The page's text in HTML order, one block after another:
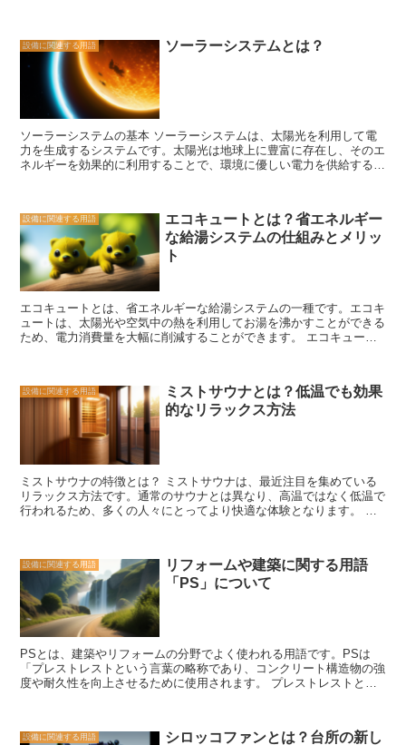
水洗トイレは、設置が比較的簡単であり、特別な配管工事が必要あり
ません。そのため、場所を選ばずに設置することができます。さら
に、移動式のタイプもあり、イベントや災害時などでの利用に便利で
す。特殊なフィルターシステムや消臭剤を使用することで、臭いを抑
えることができます。これにより、快適なトイレ環境を提供すること
ができます。 また、簡易水洗トイレは、清潔さと衛生面にも配慮さ
れています。排泄物をしっかりと処理し、衛生的な状態を保つことが
できます。さらに、一部の簡易水洗トイレには、手洗いや手指消毒の
衛生面への配慮など、さまざまな特徴を持っています。これらの特徴
から、簡易水洗トイレは、さまざまな場面での利用に適しており、今
後ますます需要が高まることが予想されます。
設備に関連する用語 ソーラーシステムとは？
ソーラーシステムの基本 ソーラーシステムは、太陽光を利用して電
力を生成するシステムです。太陽光は地球上に豊富に存在し、そのエ
ネルギーを効果的に利用することで、環境に優しい電力を供給するこ
バーターは、直流電力を交流電力に変換し、家庭やビルの電力需要に
合わせて供給します。バッテリーは、太陽光が不足している時や夜間
に電力を供給するために使用されます。配線は、各コンポーネントを
接続し、電力の流れを確保します。 ソーラーシステムの利点は多岐
にわたります。まず、再生可能エネルギーである太陽光を利用するた
め、環境に負荷をかけずに電力を供給することができます。また、太
陽光は無料で利用できるため、電気料金の削減にもつながります。さ
らに、ソーラーシステムはメンテナンスが比較的簡単であり、長期的
に見てもコスト効果が高いと言えます。 ただし、ソーラーシステム
設置スペースや予算の制約も考慮する必要があります。さらに、ソー
ラーシステムの設置には専門知識が必要であり、専門業者に依頼する
ことが推奨されます。 ソーラーシステムは、持続可能なエネルギー
供給の一環として、ますます人気が高まっています。環境への負荷を
減らしながら、電力の安定供給を実現するために、ソーラーシステム
の導入を検討してみる価値があります。
設備に関連する用語
エコキュートとは？省エネルギー
な給湯システムの仕組みとメリッ
ト
エコキュートとは、省エネルギーな給湯システムの一種です。エコキ
ュートは、太陽光や空気中の熱を利用してお湯を沸かすことができる
ため、電力消費量を大幅に削減することができます。 エコキュート
します。具体的には、太陽光を利用する場合は太陽熱パネルを設置
し、そこで太陽光を吸収した熱を熱交換器に送ります。一方、空気中
の熱を利用する場合は、外部から空気を取り込み、熱交換器で熱を吸
収します。 エコキュートのメリットは、まず省エネルギー性です。
従来の給湯システムに比べて、電力消費量を約70%削減することがで
きます。これにより、家計の節約にもつながります。また、エコキュ
ートは環境にも優しいです。再生可能エネルギーである太陽光や空気
を利用するため、CO2排出量を削減することができます。 さらに、
エコキュートは快適な給湯環境を提供します。お湯の温度調節が容易
であり、給湯の安定性も高いです。また、給湯時に発生する騒音も少
率的な利用と環境保護の観点からも、エコキュートの導入は有益で
す。将来的には、より多くの家庭や施設でエコキュートが普及し、持
続可能な社会の実現に貢献することが期待されています。
設備に関連する用語
ミストサウナとは？低温でも効果
的なリラックス方法
ミストサウナの特徴とは？ ミストサウナは、最近注目を集めている
リラックス方法です。通常のサウナとは異なり、高温ではなく低温で
行われるため、多くの人々にとってより快適な体験となります。 ま
温に耐えられない人や、健康上の理由で高温に入ることができない人
にも適しています。 また、ミストサウナは、湿度が高いため、乾燥
肌の改善にも効果的です。通常のサウナでは、高温と低湿度の環境に
長時間いることで、肌が乾燥してしまうことがありますが、ミストサ
ウナでは、水蒸気によって湿度を保ちながら体を温めるため、肌の乾
燥を防ぐことができます。 さらに、ミストサウナは、リラックス効
果が高いとされています。水蒸気に包まれることで、心地よい温かさ
を感じることができ、ストレスの解消や緊張の緩和に役立ちます。ま
た、ミストサウナには、アロマや音楽などの要素を取り入れることも
されています。高温に耐えられない人や乾燥肌の改善を望む人にとっ
設備に関連する用語
リフォームや建築に関する用語
「PS」について
PSとは、建築やリフォームの分野でよく使われる用語です。PSは
「プレストレストという言葉の略称であり、コンクリート構造物の強
度や耐久性を向上させるために使用されます。 プレストレストと
の圧力によって、コンクリートの強度が向上し、より頑丈な構造物を
作ることができます。 PSの利点はいくつかあります。まず、プレス
設備に関連する用語 シロッコファンとは？台所の新し